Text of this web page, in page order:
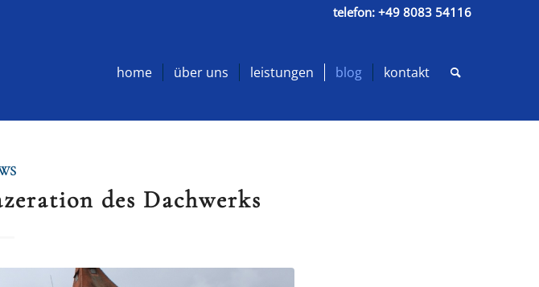
telefon:+49 8083 54116
home über uns leistungen blog kontakt
des Dachwerks